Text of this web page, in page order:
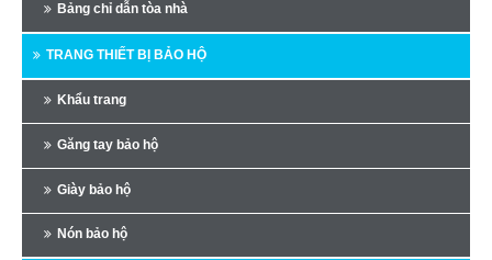
Bảng chỉ dẫn tòa nhà
TRANG THIẾT BỊ BẢO HỘ
Khẩu trang
Găng tay bảo hộ
Giày bảo hộ
Nón bảo hộ